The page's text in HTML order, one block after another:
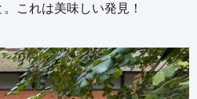
これは美味しい発見！